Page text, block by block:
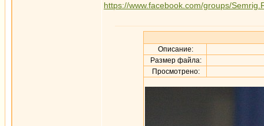
https://www.facebook.com/groups/
Описание:
Размер файла:
Просмотрено: